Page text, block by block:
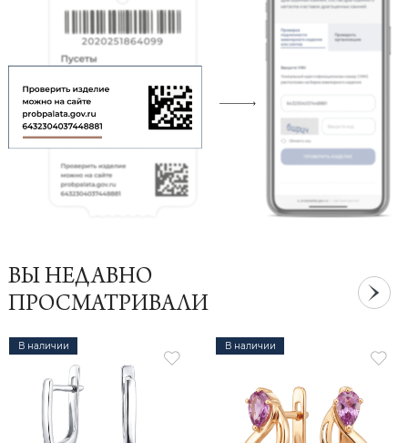
ВЫ НЕДАВНО
ПРОСМАТРИВАЛИ
В наличии В наличии